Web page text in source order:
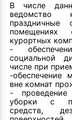
В числе
ведомство
праздничные
помещениях
курортных
-
социальной
числе при
-обеспечение
вне комнат
-
уборки с
средств,